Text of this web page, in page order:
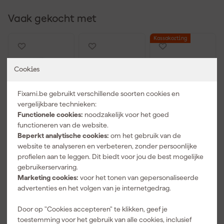
Cookies
Fixami.be gebruikt verschillende soorten cookies en
vergelijkbare technieken:
Functionele cookies: noodzakelijk voor het goed
functioneren van de website.
Beperkt analytische cookies: om het gebruik van de
website te analyseren en verbeteren, zonder persoonlijke
profielen aan te leggen. Dit biedt voor jou de best mogelijke
gebruikerservaring.
Marketing cookies: voor het tonen van gepersonaliseerde
advertenties en het volgen van je internetgedrag.
Door op "Cookies accepteren" te klikken, geef je
toestemming voor het gebruik van alle cookies, inclusief
Vaak gekocht met
Fiskars
135042 Solid
PopUp
Tuinafvalzak -
172L -
1015647
Morgen
bezorgd
Afgelopen 30 dgn 29,09
Aura
Stofmasker -
Onderhoudsv
rij - Plooibaar
el
Morgen
bezorgd
Kassakorting
4932478764
Veiligheidsbril
& anti-
condens -
Morgen
bezorgd
Adviesprijs